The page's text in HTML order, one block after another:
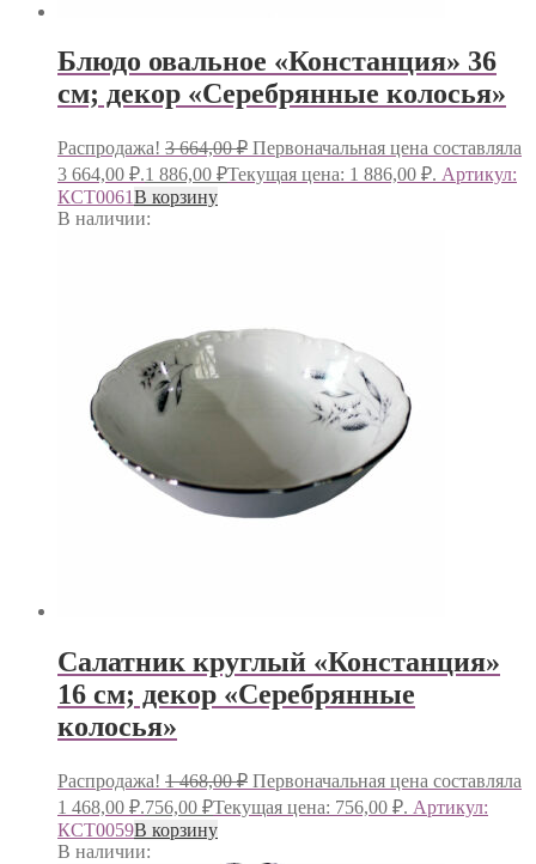
Блюдо овальное «Констанция» 36
см; декор «Серебрянные колосья»
Распродажа! 3 664,00₽ Первоначальная цена составляла
3 664,00 ₽.1 886,00 ₽Текущая цена: 1 886,00 ₽. Артикул:
КСТ0061В корзину
В наличии:
Салатник круглый «Констанция»
16 см; декор «Серебрянные
колосья»
Распродажа! 1 468,00₽ Первоначальная цена составляла
1 468,00 ₽.756,00 ₽Текущая цена: 756,00 ₽. Артикул:
КСТ0059В корзину
В наличии: